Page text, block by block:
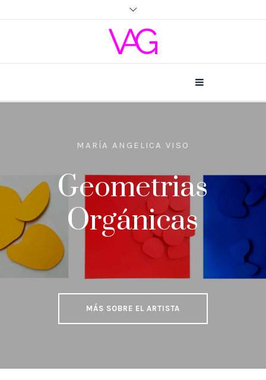
MÁS SOBRE EL ARTISTA
MARÍA ANGELICA VISO
Geometrias
Orgánicas